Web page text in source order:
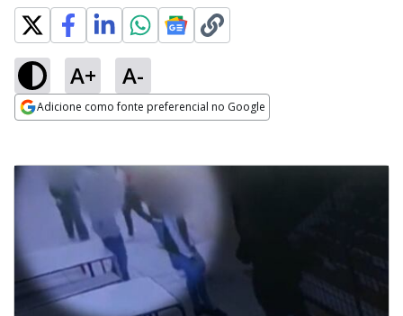
A+ A-
Adicione como fonte preferencial no Google